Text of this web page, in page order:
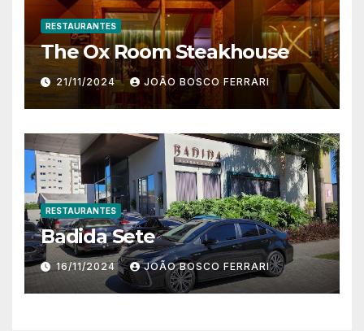
RESTAURANTES
The Ox Room Steakhouse
21/11/2024 JOÃO BOSCO FERRARI
RESTAURANTES
Badida Sete
16/11/2024 JOÃO BOSCO FERRARI